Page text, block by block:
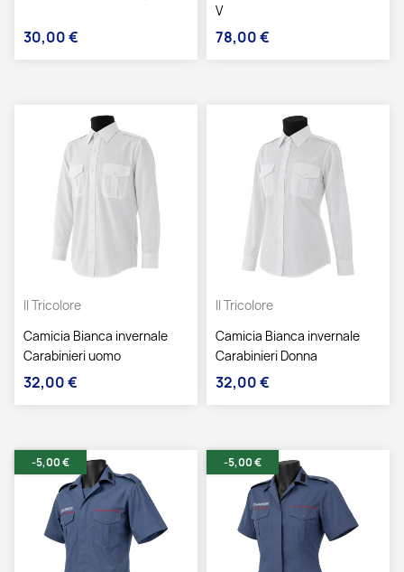
Prezzo
30,00 €
V
Prezzo
78,00 €
Il Tricolore
Camicia Bianca invernale
Carabinieri uomo
Prezzo
32,00 €
Il Tricolore
Camicia Bianca invernale
Carabinieri Donna
Prezzo
32,00 €
-5,00 € -5,00 €